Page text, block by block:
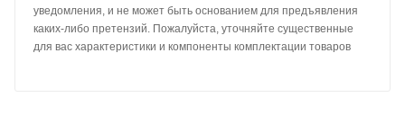
уведомления, и не может быть основанием для предъявления
каких-либо претензий. Пожалуйста, уточняйте существенные
для вас характеристики и компоненты комплектации товаров